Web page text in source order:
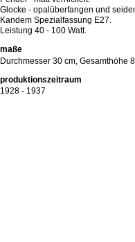
Glocke - opalüberfangen und
Kandem Spezialfassung E27.
Leistung 40 - 100 Watt.
maße
Durchmesser 30 cm, Gesamthöhe
produktionszeitraum
1928 - 1937